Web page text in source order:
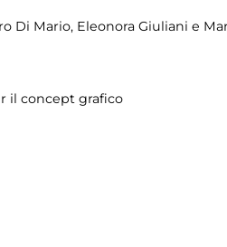
Di Mario, Eleonora Giuliani e
il concept grafico